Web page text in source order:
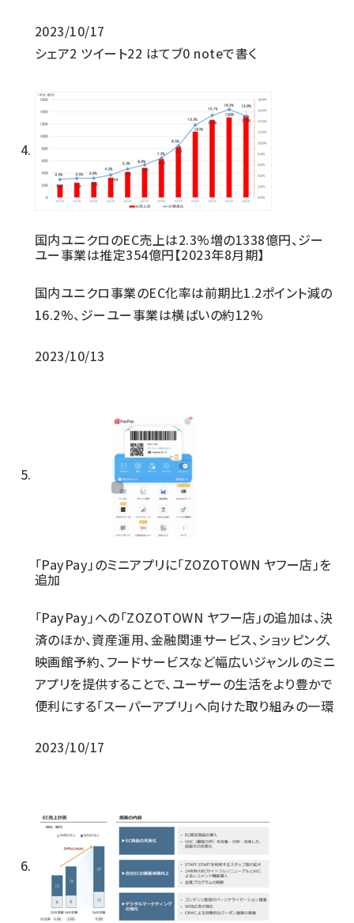
2023/10/17
シェア2 ツイート22 はてブ0 noteで書く
国内ユニクロのEC売上は2.3%増の1338億円、ジー
ユー事業は推定354億円【2023年8月期】
国内ユニクロ事業のEC化率は前期比1.2ポイント減の
16.2%、ジーユー事業は横ばいの約12%
2023/10/13
「PayPay」のミニアプリに「ZOZOTOWN ヤフー店」を
追加
「PayPay」への「ZOZOTOWN ヤフー店」の追加は、決
済のほか、資産運用、金融関連サービス、ショッピング、
映画館予約、フードサービスなど幅広いジャンルのミニ
アプリを提供することで、ユーザーの生活をより豊かで
便利にする「スーパーアプリ」へ向けた取り組みの一環
2023/10/17